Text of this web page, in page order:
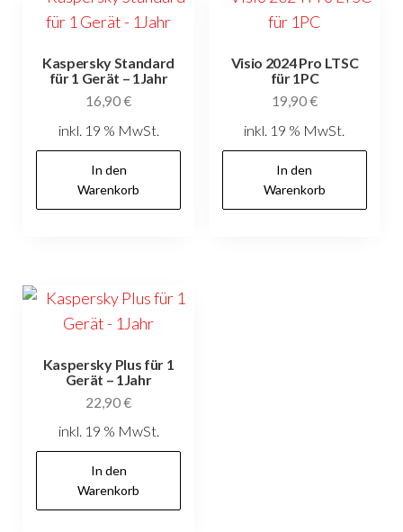
Kaspersky Standard
für 1 Gerät – 1Jahr
16,90€
inkl. 19 % MwSt.
In den
Warenkorb
Visio 2024 Pro LTSC
für 1PC
19,90€
inkl. 19 % MwSt.
In den
Warenkorb
Kaspersky Plus für 1
Gerät – 1Jahr
22,90€
inkl. 19 % MwSt.
In den
Warenkorb